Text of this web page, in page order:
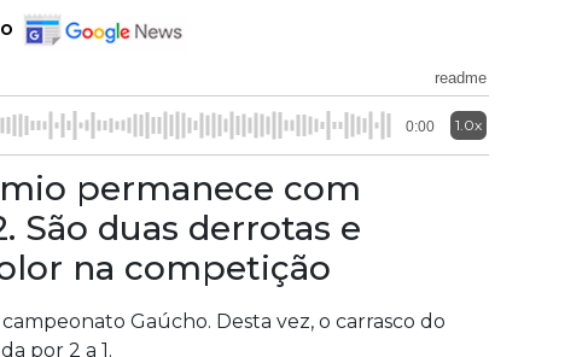
readme
0:00 1.0x
permanece com
São duas derrotas e
na competição
Gaúcho. Desta vez, o carrasco do
por 2 a 1.